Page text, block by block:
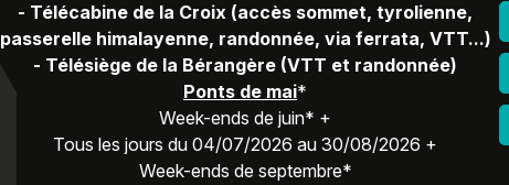
- Télécabine de la Croix (accès sommet, tyrolienne,
passerelle himalayenne, randonnée, via ferrata, VTT...)
- Télésiège de la Bérangère (VTT et randonnée)
Ponts de mai*
Week-ends de juin* +
Tous les jours du 04/07/2026 au 30/08/2026 +
Week-ends de septembre*